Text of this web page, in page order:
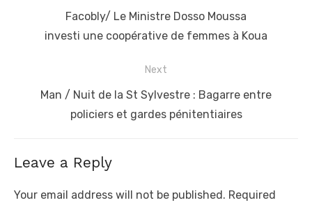
navigation
post:
Facobly/ Le Ministre Dosso Moussa
investi une coopérative de femmes à Koua
Next
NextMan / Nuit de la St Sylvestre : Bagarre entre
policiers et gardes pénitentiaires
Leave a Reply
Your email address will not be published. Required